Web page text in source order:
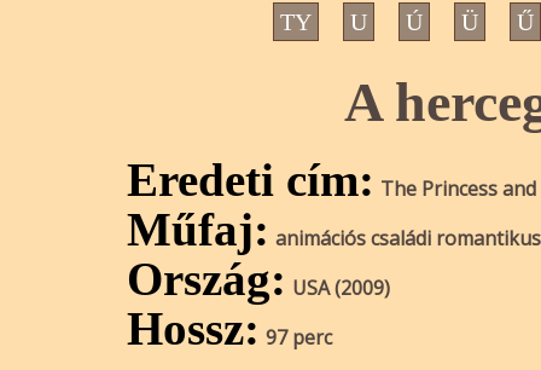
TY U Ú Ü Ű
A
Eredeti cím: The Princess
Műfaj: animációs családi
Ország: USA (2009)
Hossz: 97 perc